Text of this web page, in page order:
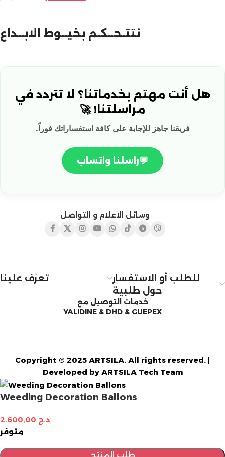
نتتـحــكـم بخيــوط الابــداع
هل أنت مهتم بخدماتنا؟ لا تتردد في
مراسلتنا! 🚀
فريقنا جاهز للإجابة على كافة استفساراتك فوراً.
💬راسلنا واتساب
وسائل الاعلام و التواصل
تعرّف علينا
للطلب أو الاستفسار
حول طلبية
خدمات التوصيل مع
YALIDINE & DHD & GUEPEX
Copyright © 2025 ARTSILA. All rights reserved. |
Developed by ARTSILA Tech Team
Weeding Decoration Ballons
د.ج
متوفر
طلب المنتج